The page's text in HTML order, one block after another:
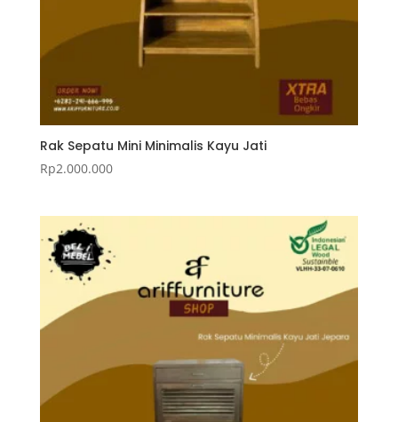
Rak Sepatu Mini Minimalis Kayu Jati
Rp2.000.000